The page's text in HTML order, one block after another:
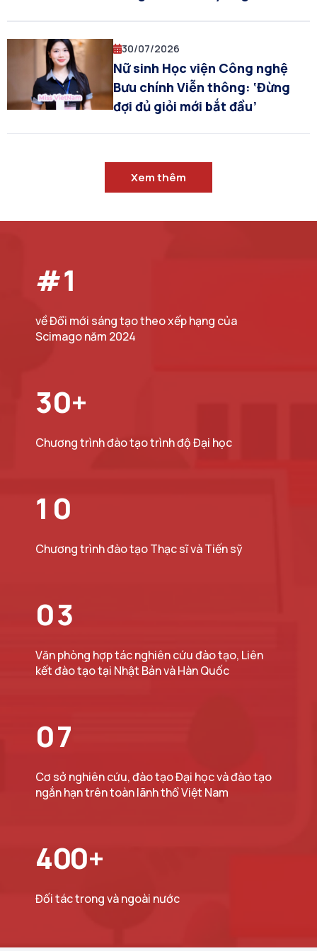
bằng khoa học, công nghệ và
AI
30/07/2026
Nữ sinh Học viện Công nghệ
Bưu chính Viễn thông: ‘Đừng
đợi đủ giỏi mới bắt đầu’
Xem thêm
#1
về Đổi mới sáng tạo theo xếp hạng của
Scimago năm 2024
30+
Chương trình đào tạo trình độ Đại học
1 0
Chương trình đào tạo Thạc sĩ và Tiến sỹ
03
Văn phòng hợp tác nghiên cứu đào tạo, Liên
kết đào tạo tại Nhật Bản và Hàn Quốc
07
Cơ sở nghiên cứu, đào tạo Đại học và đào tạo
ngắn hạn trên toàn lãnh thổ Việt Nam
400+
Đối tác trong và ngoài nước